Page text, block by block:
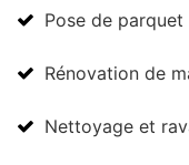
Pose de
Rénovation de
Nettoyage et